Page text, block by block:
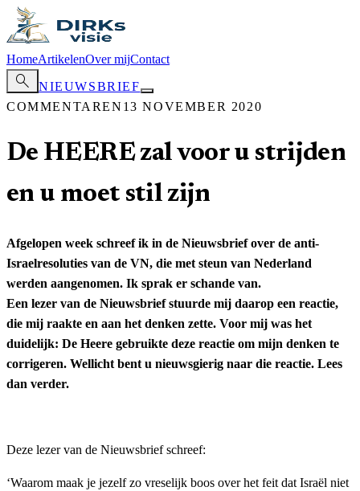
HomeArtikelenOver mijContact
search
NIEUWSBRIEF
COMMENTAREN 13 NOVEMBER 2020
De HEERE zal voor u strijden
en u moet stil zijn
Afgelopen week schreef ik in de Nieuwsbrief over de anti-
Israelresoluties van de VN, die met steun van Nederland
werden aangenomen. Ik sprak er schande van.
Een lezer van de Nieuwsbrief stuurde mij daarop een reactie,
die mij raakte en aan het denken zette. Voor mij was het
duidelijk: De Heere gebruikte deze reactie om mijn denken te
corrigeren. Wellicht bent u nieuwsgierig naar die reactie. Lees
dan verder.
Deze lezer van de Nieuwsbrief schreef:
‘Waarom maak je jezelf zo vreselijk boos over het feit dat Israël niet